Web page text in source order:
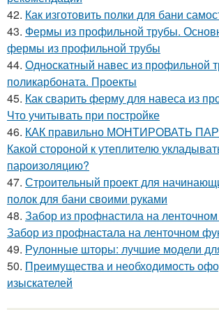
42. Как изготовить полки для бани
43. Фермы из профильной трубы.
фермы из профильной трубы
44. Односкатный навес из профильной
поликарбоната. Проекты
45. Как сварить ферму для навеса из
Что учитывать при постройке
46. КАК правильно МОНТИРОВАТЬ
Какой стороной к утеплителю
пароизоляцию?
47. Строительный проект для
полок для бани своими руками
48. Забор из профнастила на
Забор из профнастала на ленточном
49. Рулонные шторы: лучшие модели
50. Преимущества и необходимость
изыскателей